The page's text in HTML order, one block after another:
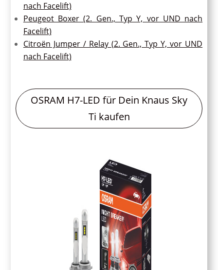
nach Facelift)
Peugeot Boxer (2. Gen., Typ Y, vor UND nach
Facelift)
Citroën Jumper / Relay (2. Gen., Typ Y, vor UND
nach Facelift)
OSRAM H7-LED für Dein Knaus Sky
Ti kaufen